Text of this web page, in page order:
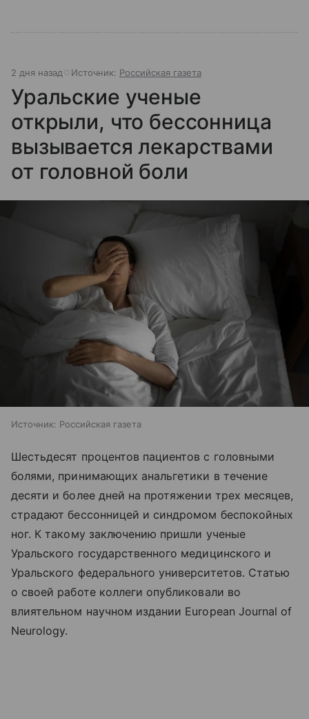
2 дня назад Источник: Российская газета
Уральские ученые
открыли, что бессонница
вызывается лекарствами
от головной боли
Источник: Российская газета
Шестьдесят процентов пациентов с головными
болями, принимающих анальгетики в течение
десяти и более дней на протяжении трех месяцев,
страдают бессонницей и синдромом беспокойных
ног. К такому заключению пришли ученые
Уральского государственного медицинского и
Уральского федерального университетов. Статью
о своей работе коллеги опубликовали во
влиятельном научном издании European Journal of
Neurology.